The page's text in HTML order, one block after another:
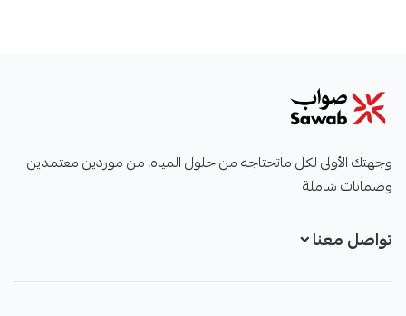
وجهتك الأولى لكل ماتحتاجه من حلول المياه، من موردين معتمدين
وضمانات شاملة
تواصل معنا